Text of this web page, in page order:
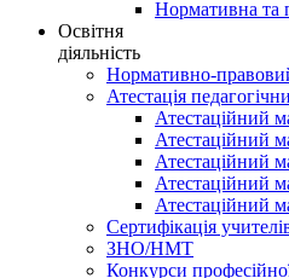
Нормативна та
Освітня
діяльність
Нормативно-
Атестація
Атестаційний
Атестаційний
Атестаційний
Атестаційний
Атестаційний
Сертифікація
ЗНО/НМТ
Конкурси